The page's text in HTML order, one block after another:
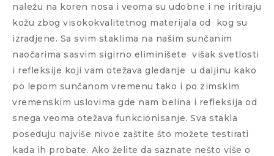
naležu na koren nosa i veoma su udobne i ne iritiraju
kožu zbog visokokvalitetnog materijala od
kog su
izradjene. Sa svim staklima na našim sunčanim
naočarima sasvim sigirno eliminišete višak svetlosti
i refleksije koji vam otežava gledanje u daljinu kako
po lepom sunčanom vremenu tako i po zimskim
vremenskim uslovima gde nam belina i refleksija od
snega veoma otežava funkcionisanje. Sva stakla
poseduju najviše nivoe zaštite što možete testirati
kada ih probate. Ako želite da saznate nešto više o